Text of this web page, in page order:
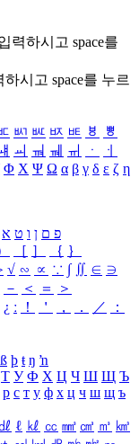
력하시고 space를
하시고 space를 누르
ㅴ ㅵ ㅶ ㅷ ㅸ
ㅹ
ㆉ ㆊ ㆋ ㆌ ㆍ
ㆎ
Φ Χ Ψ Ω α β γ δ ε ζ η
פ ם ן ו ט א
［ ］ ｛ ｝
√ ∽ ∝ ∵ ∫ ∬ ∈ ∋
－ ＜ ＝
＞
¿ ː ！ ＇ ， ． ／
：
ß þ ŧ ŋ ŉ
Т У Ф Х Ц Ч Ш Щ Ъ
р с т у ф х ц ч ш щ ъ
㎗ ℓ ㎘ ㏄ ㎣ ㎤ ㎥ ㎦